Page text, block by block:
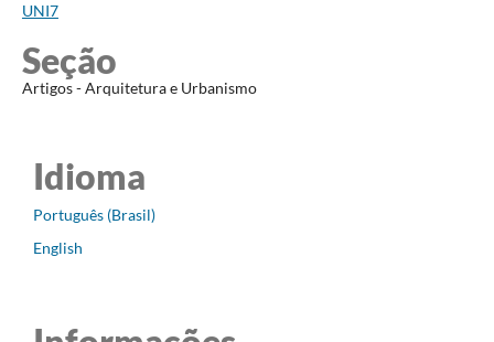
UNI7
Seção
Artigos - Arquitetura e Urbanismo
Idioma
Português (Brasil)
English